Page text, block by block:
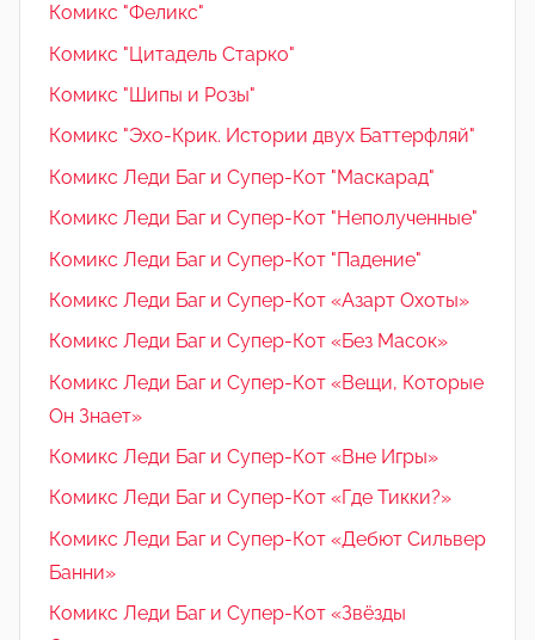
Комикс "Феликс"
Комикс "Цитадель Старко"
Комикс "Шипы и Розы"
Комикс "Эхо-Крик. Истории двух Баттерфляй"
Комикс Леди Баг и Супер-Кот "Маскарад"
Комикс Леди Баг и Супер-Кот "Неполученные"
Комикс Леди Баг и Супер-Кот "Падение"
Комикс Леди Баг и Супер-Кот «Азарт Охоты»
Комикс Леди Баг и Супер-Кот «Без Масок»
Комикс Леди Баг и Супер-Кот «Вещи, Которые
Он Знает»
Комикс Леди Баг и Супер-Кот «Вне Игры»
Комикс Леди Баг и Супер-Кот «Где Тикки?»
Комикс Леди Баг и Супер-Кот «Дебют Сильвер
Банни»
Комикс Леди Баг и Супер-Кот «Звёзды